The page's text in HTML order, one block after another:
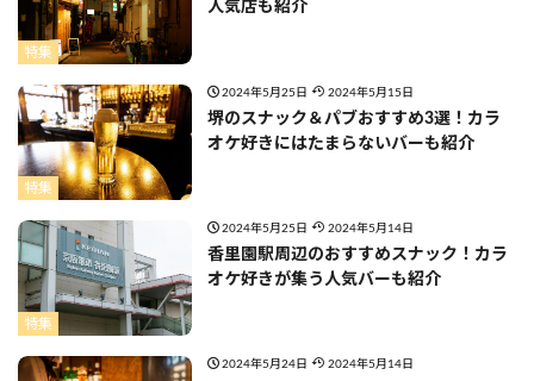
特集
人気店も紹介
特集
2024年5月25日 2024年5月15日
堺のスナック＆パブおすすめ3選！カラ
オケ好きにはたまらないバーも紹介
特集
2024年5月25日 2024年5月14日
香里園駅周辺のおすすめスナック！カラ
オケ好きが集う人気バーも紹介
2024年5月24日 2024年5月14日